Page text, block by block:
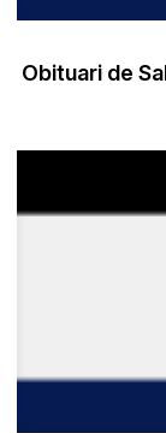
Obituari de